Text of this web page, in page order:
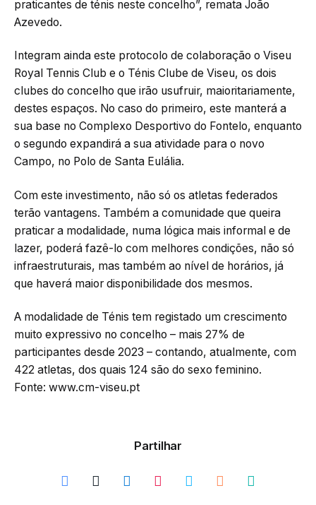
praticantes de ténis neste concelho”, remata João
Azevedo.
Integram ainda este protocolo de colaboração o Viseu
Royal Tennis Club e o Ténis Clube de Viseu, os dois
clubes do concelho que irão usufruir, maioritariamente,
destes espaços. No caso do primeiro, este manterá a
sua base no Complexo Desportivo do Fontelo, enquanto
o segundo expandirá a sua atividade para o novo
Campo, no Polo de Santa Eulália.
Com este investimento, não só os atletas federados
terão vantagens. Também a comunidade que queira
praticar a modalidade, numa lógica mais informal e de
lazer, poderá fazê-lo com melhores condições, não só
infraestruturais, mas também ao nível de horários, já
que haverá maior disponibilidade dos mesmos.
A modalidade de Ténis tem registado um crescimento
muito expressivo no concelho – mais 27% de
participantes desde 2023 – contando, atualmente, com
422 atletas, dos quais 124 são do sexo feminino.
Fonte: www.cm-viseu.pt
Partilhar